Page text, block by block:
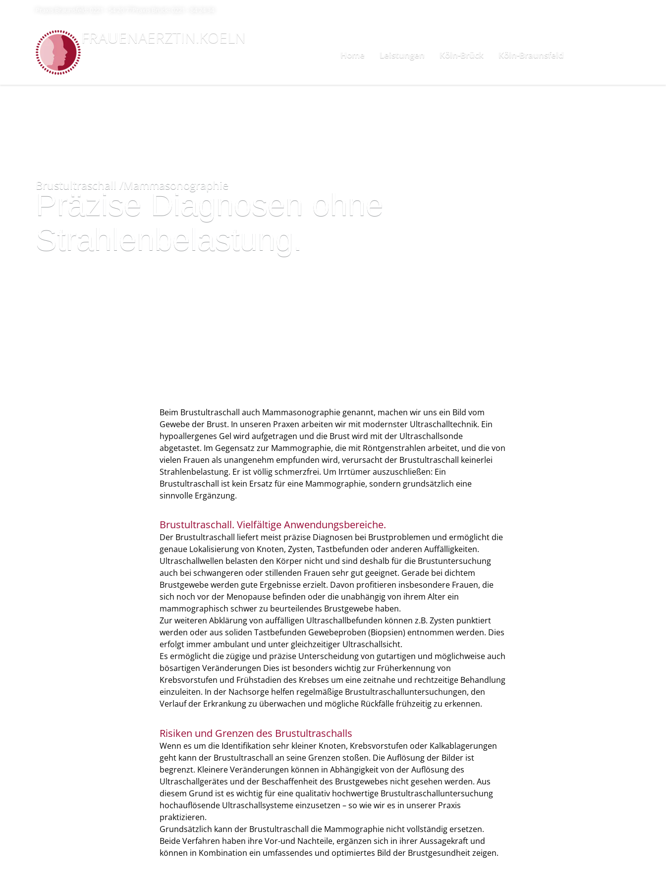
FRAUENAERZTIN.KOELN
Home Leistungen Köln-Brück Köln-Braunsfeld
Brustultraschall /Mammasonographie
Präzise Diagnosen ohne
Strahlenbelastung.
Beim Brustultraschall auch Mammasonographie genannt, machen wir uns ein Bild vom
Gewebe der Brust. In unseren Praxen arbeiten wir mit modernster Ultraschalltechnik. Ein
hypoallergenes Gel wird aufgetragen und die Brust wird mit der Ultraschallsonde
abgetastet. Im Gegensatz zur Mammographie, die mit Röntgenstrahlen arbeitet, und die von
vielen Frauen als unangenehm empfunden wird, verursacht der Brustultraschall keinerlei
Strahlenbelastung. Er ist völlig schmerzfrei. Um Irrtümer auszuschließen: Ein
Brustultraschall ist kein Ersatz für eine Mammographie, sondern grundsätzlich eine
sinnvolle Ergänzung.
Brustultraschall. Vielfältige Anwendungsbereiche.
Der Brustultraschall liefert meist präzise Diagnosen bei Brustproblemen und ermöglicht die
genaue Lokalisierung von Knoten, Zysten, Tastbefunden oder anderen Auffälligkeiten.
Ultraschallwellen belasten den Körper nicht und sind deshalb für die Brustuntersuchung
auch bei schwangeren oder stillenden Frauen sehr gut geeignet. Gerade bei dichtem
Brustgewebe werden gute Ergebnisse erzielt. Davon profitieren insbesondere Frauen, die
sich noch vor der Menopause befinden oder die unabhängig von ihrem Alter ein
mammographisch schwer zu beurteilendes Brustgewebe haben.
Zur weiteren Abklärung von auffälligen Ultraschallbefunden können z.B. Zysten punktiert
werden oder aus soliden Tastbefunden Gewebeproben (Biopsien) entnommen werden. Dies
erfolgt immer ambulant und unter gleichzeitiger Ultraschallsicht.
Es ermöglicht die zügige und präzise Unterscheidung von gutartigen und möglichweise auch
bösartigen Veränderungen Dies ist besonders wichtig zur Früherkennung von
Krebsvorstufen und Frühstadien des Krebses um eine zeitnahe und rechtzeitige Behandlung
einzuleiten. In der Nachsorge helfen regelmäßige Brustultraschalluntersuchungen, den
Verlauf der Erkrankung zu überwachen und mögliche Rückfälle frühzeitig zu erkennen.
Risiken und Grenzen des Brustultraschalls
Wenn es um die Identifikation sehr kleiner Knoten, Krebsvorstufen oder Kalkablagerungen
geht kann der Brustultraschall an seine Grenzen stoßen. Die Auflösung der Bilder ist
begrenzt. Kleinere Veränderungen können in Abhängigkeit von der Auflösung des
Ultraschallgerätes und der Beschaffenheit des Brustgewebes nicht gesehen werden. Aus
diesem Grund ist es wichtig für eine qualitativ hochwertige Brustultraschalluntersuchung
hochauflösende Ultraschallsysteme einzusetzen – so wie wir es in unserer Praxis
praktizieren.
Grundsätzlich kann der Brustultraschall die Mammographie nicht vollständig ersetzen.
Beide Verfahren haben ihre Vor-und Nachteile, ergänzen sich in ihrer Aussagekraft und
können in Kombination ein umfassendes und optimiertes Bild der Brustgesundheit zeigen.